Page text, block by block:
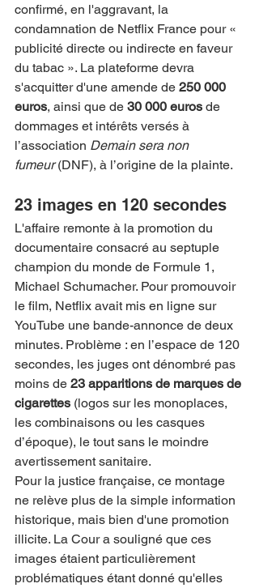
confirmé, en l'aggravant, la
condamnation de Netflix France pour «
publicité directe ou indirecte en faveur
du tabac ». La plateforme devra
s'acquitter d'une amende de 250 000
euros, ainsi que de 30 000 euros de
dommages et intérêts versés à
l’association Demain sera non
fumeur (DNF), à l’origine de la plainte.
23 images en 120 secondes
L'affaire remonte à la promotion du
documentaire consacré au septuple
champion du monde de Formule 1,
Michael Schumacher. Pour promouvoir
le film, Netflix avait mis en ligne sur
YouTube une bande-annonce de deux
minutes. Problème : en l’espace de 120
secondes, les juges ont dénombré pas
moins de 23 apparitions de marques de
cigarettes (logos sur les monoplaces,
les combinaisons ou les casques
d’époque), le tout sans le moindre
avertissement sanitaire.
Pour la justice française, ce montage
ne relève plus de la simple information
historique, mais bien d'une promotion
illicite. La Cour a souligné que ces
images étaient particulièrement
problématiques étant donné qu'elles